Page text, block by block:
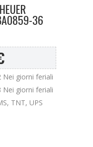
36
Nei giorni feriali
giorni feriali
TNT, UPS